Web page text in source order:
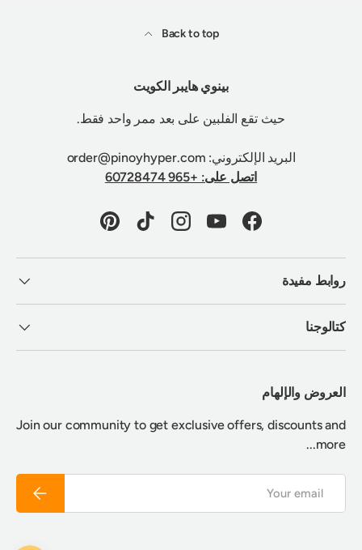
Back to top
بينوي هايبر الكويت
حيث تقع الفلبين على بعد ممر واحد فقط.
البريد الإلكتروني: order@pinoyhyper.com
اتصل على: +965 60728474
Facebook
YouTube
Instagram
TikTok
Pinterest
روابط مفيدة
كتالوجنا
العروض والإلهام
Join our community to get exclusive offers, discounts and
more...